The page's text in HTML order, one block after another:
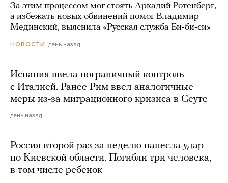
За этим процессом мог стоять Аркадий Ротенберг,
а избежать новых обвинений помог Владимир
Мединский, выяснила «Русская служба Би-би-си»
НОВОСТИ день назад
Испания ввела пограничный контроль
с Италией. Ранее Рим ввел аналогичные
меры из-за миграционного кризиса в Сеуте
день назад
Россия второй раз за неделю нанесла удар
по Киевской области. Погибли три человека,
в том числе ребенок